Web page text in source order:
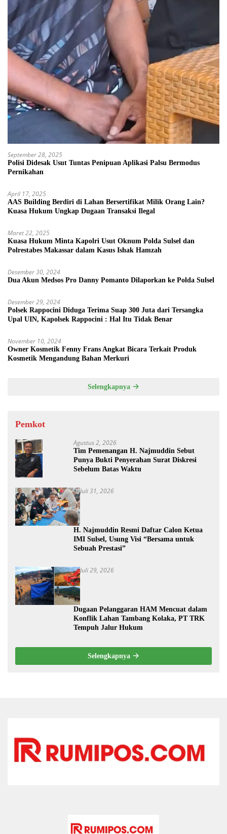
September 28, 2025
Polisi Didesak Usut Tuntas Penipuan Aplikasi Palsu Bermodus
Pernikahan
April 17, 2025
AAS Building Berdiri di Lahan Bersertifikat Milik Orang Lain?
Kuasa Hukum Ungkap Dugaan Transaksi Ilegal
Maret 22, 2025
Kuasa Hukum Minta Kapolri Usut Oknum Polda Sulsel dan
Polrestabes Makassar dalam Kasus Ishak Hamzah
Desember 30, 2024
Dua Akun Medsos Pro Danny Pomanto Dilaporkan ke Polda Sulsel
Desember 29, 2024
Polsek Rappocini Diduga Terima Suap 300 Juta dari Tersangka
Upal UIN, Kapolsek Rappocini : Hal Itu Tidak Benar
November 10, 2024
Owner Kosmetik Fenny Frans Angkat Bicara Terkait Produk
Kosmetik Mengandung Bahan Merkuri
Selengkapnya
Pemkot
Agustus 2, 2026
Tim Pemenangan H. Najmuddin Sebut
Punya Bukti Penyerahan Surat Diskresi
Sebelum Batas Waktu
Juli 31, 2026
H. Najmuddin Resmi Daftar Calon Ketua
IMI Sulsel, Usung Visi “Bersama untuk
Sebuah Prestasi”
Juli 29, 2026
Dugaan Pelanggaran HAM Mencuat dalam
Konflik Lahan Tambang Kolaka, PT TRK
Tempuh Jalur Hukum
Selengkapnya